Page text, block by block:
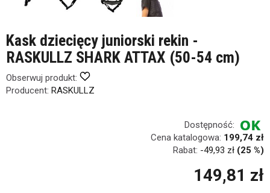
Kask dziecięcy juniorski rekin -
RASKULLZ SHARK ATTAX (50-54 cm)
Obserwuj produkt:
Producent: RASKULLZ
Dostępność:
Cena katalogowa: 199,74 zł
Rabat: -49,93 zł (25 %)
149,81 zł